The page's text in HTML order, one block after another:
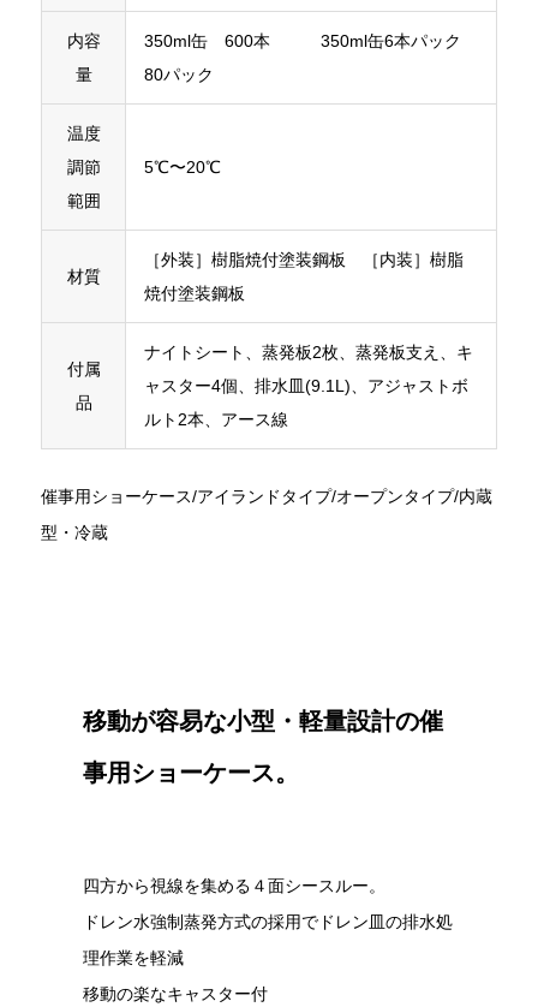
内容
量
350ml缶 600本 350ml缶6本パック
80パック
温度
調節
範囲
5℃〜20℃
材質
［外装］樹脂焼付塗装鋼板 ［内装］樹脂
焼付塗装鋼板
付属
品
ナイトシート、蒸発板2枚、蒸発板支え、キ
ャスター4個、排水皿(9.1L)、アジャストボ
ルト2本、アース線
催事用ショーケース/アイランドタイプ/オープンタイプ/内蔵
型・冷蔵
移動が容易な小型・軽量設計の催
事用ショーケース。
四方から視線を集める４面シースルー。
ドレン水強制蒸発方式の採用でドレン皿の排水処
理作業を軽減
移動の楽なキャスター付